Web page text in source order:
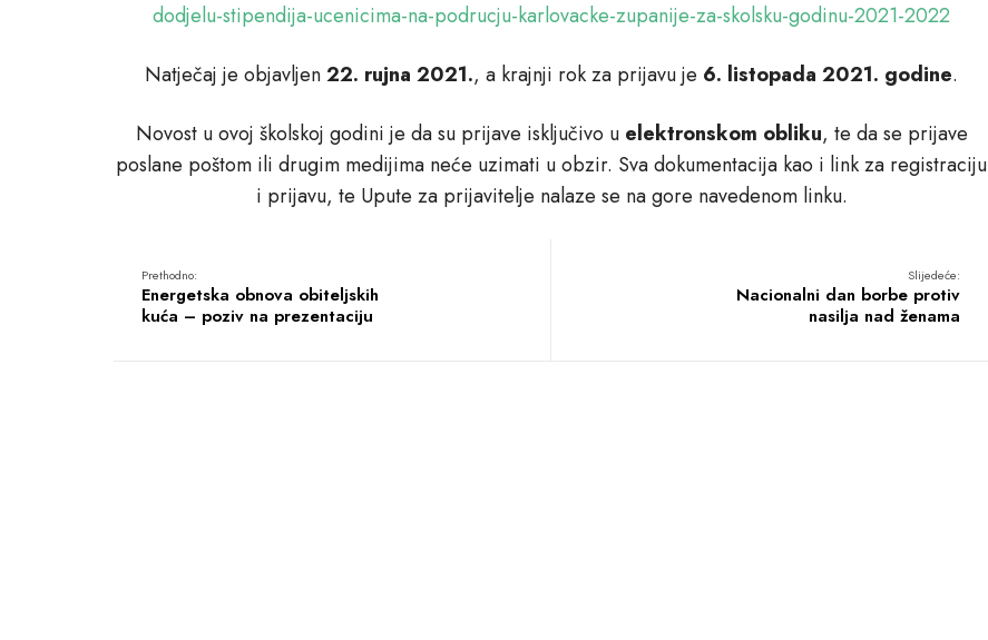
dodjelu-stipendija-ucenicima-na-podrucju-karlovacke-zupanije-za-skolsku-godinu-2021-2022
Natječaj je objavljen22. rujna 2021., a krajnji rok za prijavu je 6. listopada 2021. godine.
Novost u ovoj školskoj godini je da su prijave isključivo u elektronskom obliku, te da se prijave
poslane poštom ili drugim medijima neće uzimati u obzir. Sva dokumentacija kao i link za registraciju
i prijavu, te Upute za prijavitelje nalaze se na gore navedenom linku.
Prethodno:
Energetska obnova obiteljskih
kuća – poziv na prezentaciju
Slijedeće:
Nacionalni dan borbe protiv
nasilja nad ženama